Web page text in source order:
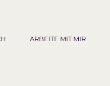
ARBEITE MIT MIR